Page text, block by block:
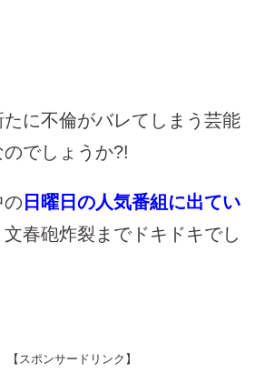
に不倫がバレてしまう芸能
のでしょうか?!
の 日曜日の人気番組に出てい
文春砲炸裂までドキドキでし
【スポンサードリンク】